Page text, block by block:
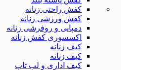
کفش راحتی زنانه
کفش ورزشی زنانه
دمپایی و روفرشی زنانه
اکسسوری کفش زنانه
کیف زنانه
کیف زنانه
کیف اداری و لب تاپ